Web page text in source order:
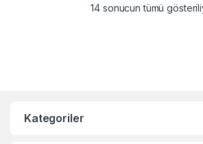
14 sonucun tümü
Kategoriler